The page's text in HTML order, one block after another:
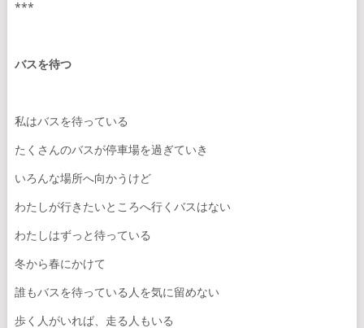
***
バスを待つ
私はバスを待っている
たくさんのバスが停車場を過ぎていき
いろんな場所へ向かうけど
わたしが行きたいところへ行くバスはない
わたしはずっと待っている
冬から春にかけて
誰もバスを待っている人を気に留めない
歩く人がいれば、走る人もいる